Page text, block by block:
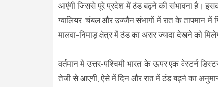
आएंगी जिससे पूरे प्रदेश में ठंड बढ़ने की संभावना है।
ग्वालियर, चंबल और उज्जैन संभागों में रात के तापमान में
मालवा-निमाड़ क्षेत्र में ठंड का असर ज्यादा देखने को
वर्तमान में उत्तर-पश्चिमी भारत के ऊपर एक वेस्टर्न
तेजी से आएगी, ऐसे में दिन और रात में ठंड बढ़ने का